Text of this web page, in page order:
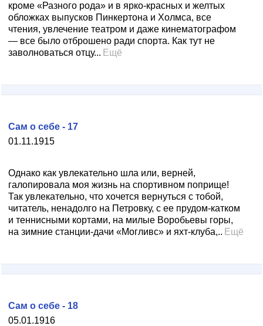
кроме «Разного рода» и в ярко-красных и желтых
обложках выпусков Пинкертона и Холмса, все
чтения, увлечение театром и даже кинематографом
— все было отброшено ради спорта. Как тут не
заволноваться отцу... Ещё
01.11.1915
Сам о себе - 17
Однако как увлекательно шла или, верней,
галопировала моя жизнь на спортивном поприще!
Так увлекательно, что хочется вернуться с тобой,
читатель, ненадолго на Петровку, с ее прудом-катком
и теннисными кортами, на милые Воробьевы горы,
на зимние станции-дачи «Могливс» и яхт-клуба,.. Ещё
05.01.1916
Сам о себе - 18